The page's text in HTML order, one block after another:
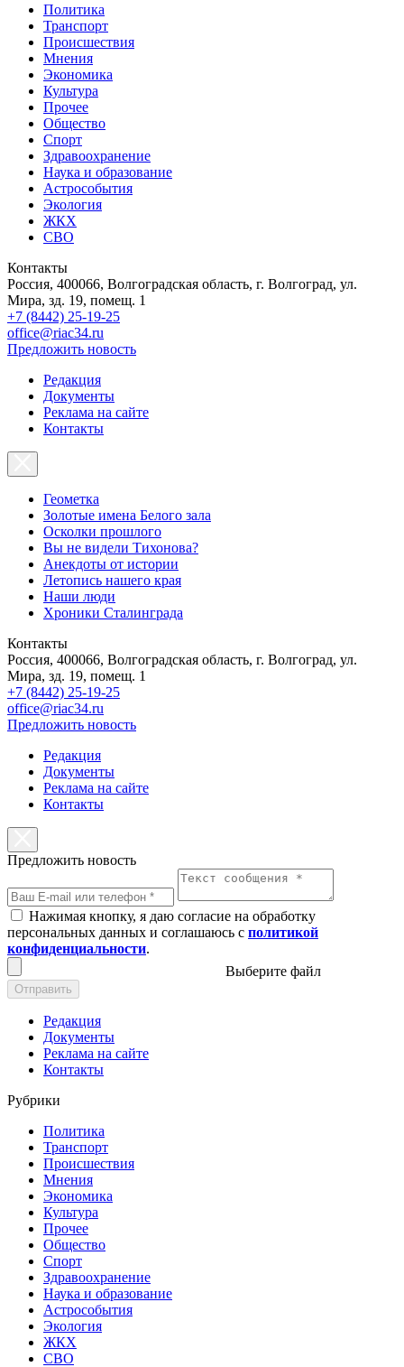
Политика
Транспорт
Происшествия
Мнения
Экономика
Культура
Прочее
Общество
Спорт
Здравоохранение
Наука и образование
Астрособытия
Экология
ЖКХ
СВО
Контакты
Россия, 400066, Волгоградская область, г. Волгоград, ул.
Мира, зд. 19, помещ. 1
+7 (8442) 25-19-25
office@riac34.ru
Предложить новость
Редакция
Документы
Реклама на сайте
Контакты
Геометка
Золотые имена Белого зала
Осколки прошлого
Вы не видели Тихонова?
Анекдоты от истории
Летопись нашего края
Наши люди
Хроники Сталинграда
Контакты
Россия, 400066, Волгоградская область, г. Волгоград, ул.
Мира, зд. 19, помещ. 1
+7 (8442) 25-19-25
office@riac34.ru
Предложить новость
Редакция
Документы
Реклама на сайте
Контакты
Предложить новость
Нажимая кнопку, я даю согласие на обработку
персональных данных и соглашаюсь с политикой
конфиденциальности.
Выберите файл
Отправить
Редакция
Документы
Реклама на сайте
Контакты
Рубрики
Политика
Транспорт
Происшествия
Мнения
Экономика
Культура
Прочее
Общество
Спорт
Здравоохранение
Наука и образование
Астрособытия
Экология
ЖКХ
СВО